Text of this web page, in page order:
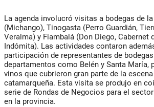
La agenda involucró visitas a bodegas de
(Michango), Tinogasta (Perro Guardián,
Veralma) y Fiambalá (Don Diego, Cabernet
Indómita). Las actividades contaron
participación de representantes de
departamentos como Belén y Santa María,
vinos que cubrieron gran parte de la
catamarqueña. Esta visita se produjo en
serie de Rondas de Negocios para el
en la provincia.